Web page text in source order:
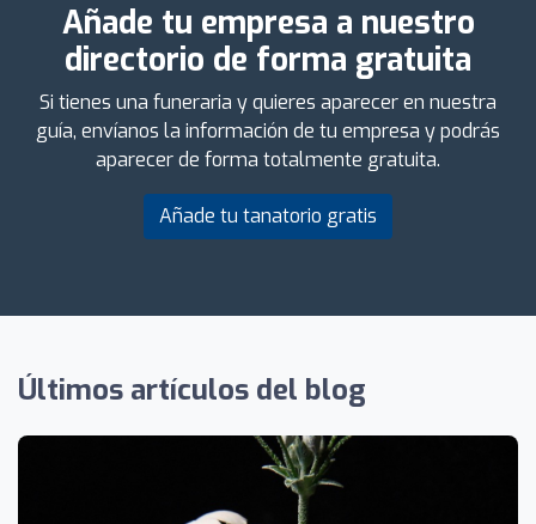
Añade tu empresa a nuestro
directorio de forma gratuita
Si tienes una funeraria y quieres aparecer en nuestra
guía, envíanos la información de tu empresa y podrás
aparecer de forma totalmente gratuita.
Añade tu tanatorio gratis
Últimos artículos del blog